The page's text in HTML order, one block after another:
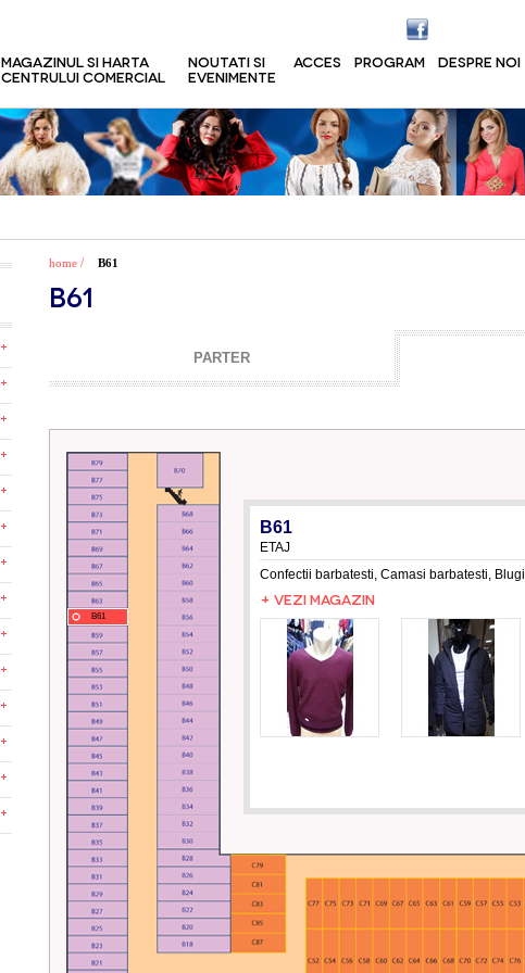
MAGAZINUL SI HARTA
CENTRULUI COMERCIAL
NOUTATI SI
EVENIMENTE
ACCES PROGRAM DESPRE NOI
home / B61
B61
PARTER
B61
B61
ETAJ
Confectii barbatesti, Camasi barbatesti, Blugi
+ VEZI MAGAZIN